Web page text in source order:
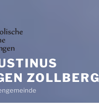
ZOLLBERG